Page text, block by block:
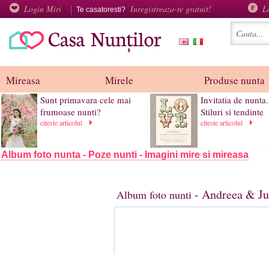
Login Miri Te casatoresti? Inregistreaza-te gratuit!
Mireasa Mirele Produse nunta
Sunt primavara cele mai
frumoase nunti?
citeste articolul
Invitatia de nunta.
Stiluri si tendinte
citeste articolul
Album foto nunta - Poze nunti - Imagini mire si mireasa
Album foto nunti - Andreea &